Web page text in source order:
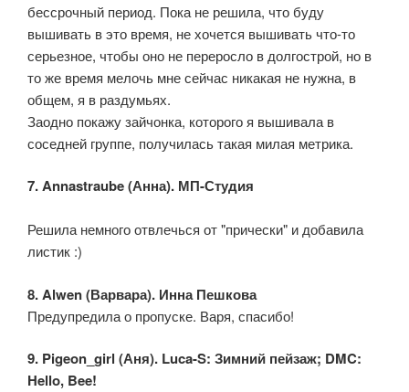
бессрочный период. Пока не решила, что буду
вышивать в это время, не хочется вышивать что-то
серьезное, чтобы оно не переросло в долгострой, но в
то же время мелочь мне сейчас никакая не нужна, в
общем, я в раздумьях.
Заодно покажу зайчонка, которого я вышивала в
соседней группе, получилась такая милая метрика.
7. Annastraube (Анна). МП-Студия
Решила немного отвлечься от "прически" и добавила
листик :)
8. Alwen (Варвара). Инна Пешкова
Предупредила о пропуске. Варя, спасибо!
9. Pigeon_girl (Аня). Luca-S: Зимний пейзаж; DMC:
Hello, Bee!